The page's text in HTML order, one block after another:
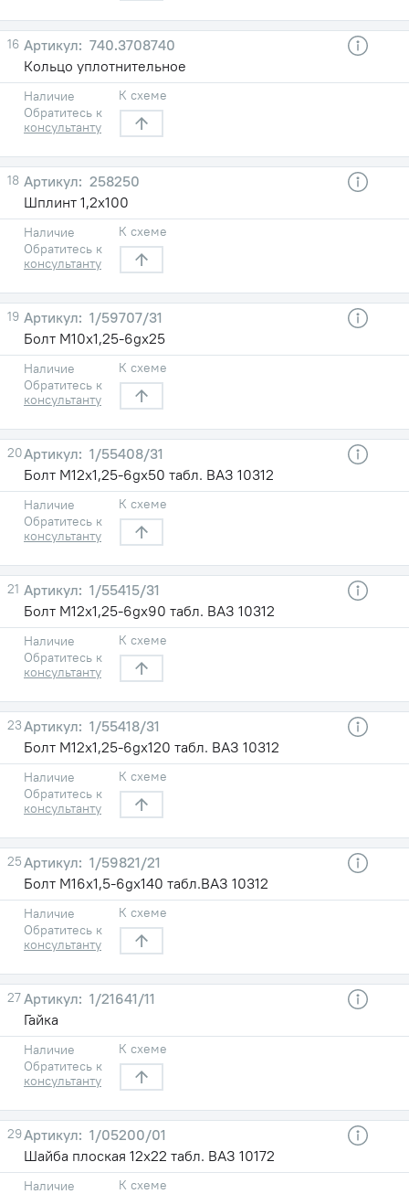
16
740.3708740
Кольцо уплотнительное
Наличие
Обратитесь к
консультанту
К схеме
18
258250
Шплинт 1,2х100
Наличие
Обратитесь к
консультанту
К схеме
19
1/59707/31
Болт М10х1,25-6gх25
Наличие
Обратитесь к
консультанту
К схеме
20
1/55408/31
Болт М12х1,25-6gх50 табл. ВАЗ 10312
Наличие
Обратитесь к
консультанту
К схеме
21
1/55415/31
Болт М12х1,25-6gх90 табл. ВАЗ 10312
Наличие
Обратитесь к
консультанту
К схеме
23
1/55418/31
Болт М12х1,25-6gх120 табл. ВАЗ 10312
Наличие
Обратитесь к
консультанту
К схеме
25
1/59821/21
Болт М16х1,5-6gх140 табл.ВАЗ 10312
Наличие
Обратитесь к
консультанту
К схеме
27
1/21641/11
Гайка
Наличие
Обратитесь к
консультанту
К схеме
29
1/05200/01
Шайба плоская 12х22 табл. ВАЗ 10172
Наличие
К схеме